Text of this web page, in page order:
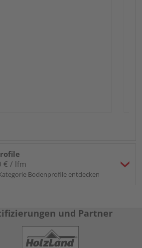
€ / lfm
Bodenprofile entdecken
und Partner